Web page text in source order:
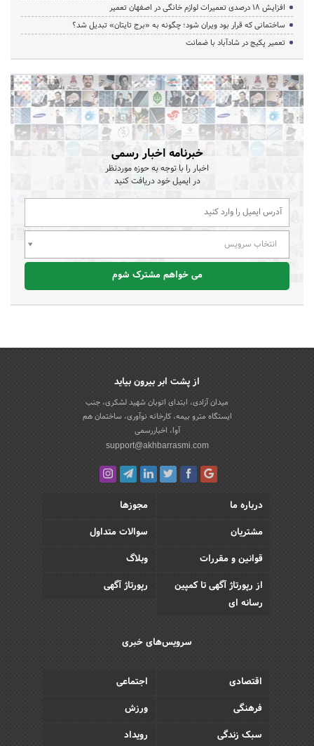
افزایش ۱۸ درصدی تعمیرات لوازم خانگی در اصفهان تعمیر
ساختمانی که قرار بود ویران شود؛ چگونه به «برج تایتان» تبدیل شد؟
تعمیر پکیج در شادآباد با ضمانت
خبرنامه اخبار رسمی
اخبار را با توجه به حوزه موردنظر
در ایمیل خود دریافت کنید
انتخاب سرویس
می خواهم مشترک شوم
از پشت ابر بیرون بیاید
میدان آزادی، ابتدای اتوبان شهید لشکری، جنب
ایستگاه مترو بیمه، کارخانه نوآوری، ساختمان هم
آوا، اخباررسمی
support@akhbarrasmi.com
درباره ما
مجوزها
مشتریان
سوالات متداول
قوانین و مقررات
وبلاگ
از رپورتاژ آگهی تا کمپین
رسانه ای
رپورتاژ آگهی
سرویس‌های خبری
اقتصادی
اجتماعی
فرهنگی
ورزش
سبک زندگی
رویداد